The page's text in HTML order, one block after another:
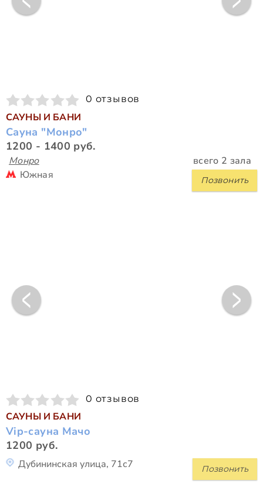
0 отзывов
САУНЫ И БАНИ
Сауна "Монро"
1200 - 1400 руб.
Монро всего 2 зала
Позвонить
Южная
0 отзывов
САУНЫ И БАНИ
Vip-сауна Мачо
1200 руб.
Позвонить
Дубининская улица, 71с7